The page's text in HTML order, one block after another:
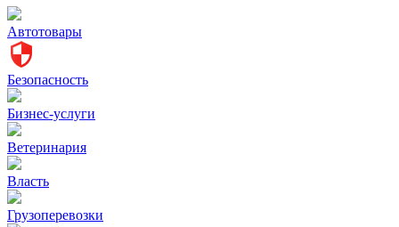
Автотовары
Безопасность
Бизнес-услуги
Ветеринария
Власть
Грузоперевозки